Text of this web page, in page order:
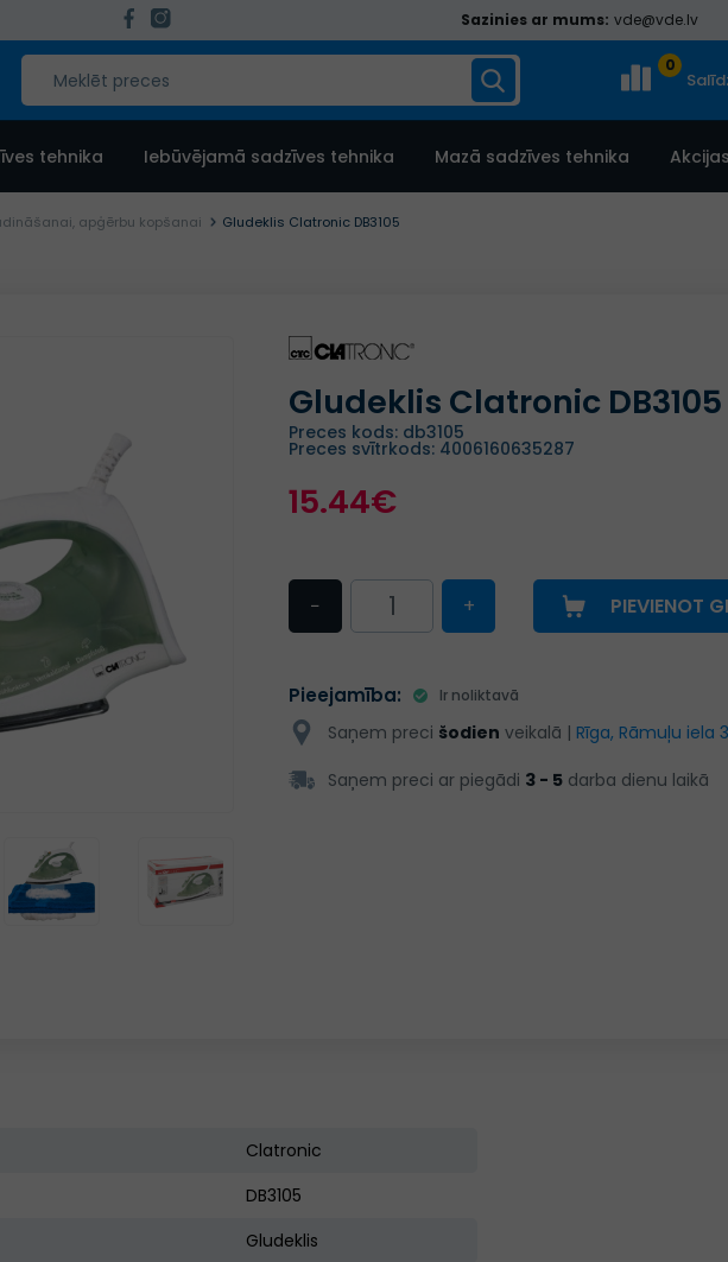
Sazinies ar mums: vde@vde.lv
0
tehnika Iebūvējamā sadzīves tehnika Mazā sadzīves tehnika
apģērbu kopšanai Gludeklis Clatronic DB3105
Gludeklis Clatronic DB3105
Preces kods: db3105
Preces svītrkods: 4006160635287
15.44€
− + PIEVIENOT
Pieejamība: Ir noliktavā
Saņem preci šodien veikalā | Rīga, Rāmuļu iela
Saņem preci ar piegādi 3 - 5 darba dienu laikā
Clatronic
DB3105
Gludeklis